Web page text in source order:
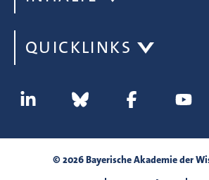
QUICKLINKS
© 2026 Bayerische Akademie der